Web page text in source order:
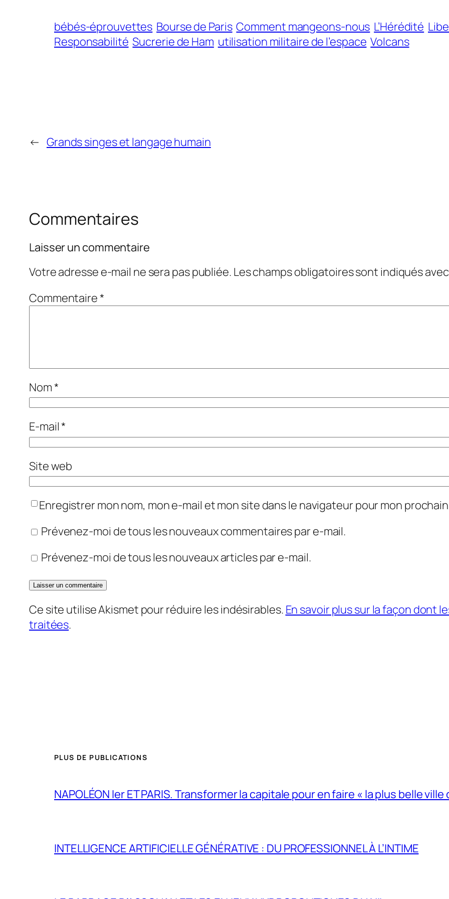
bébés-éprouvettes Bourse de Paris Comment mangeons-nous L’Hérédité
Responsabilité Sucrerie de Ham utilisation militaire de l’espace Volcans
← Grands singes et langage humain
Commentaires
Laisser un commentaire
Votre adresse e-mail ne sera pas publiée. Les champs obligatoires sont indiqués
Commentaire*
Nom*
E-mail*
Site web
Enregistrer mon nom, mon e-mail et mon site dans le navigateur pour mon
Prévenez-moi de tous les nouveaux commentaires par e-mail.
Prévenez-moi de tous les nouveaux articles par e-mail.
Ce site utilise Akismet pour réduire les indésirables. En savoir plus sur la façon dont
traitées.
PLUS DE PUBLICATIONS
NAPOLÉON Ier ET PARIS. Transformer la capitale pour en faire « la plus belle
INTELLIGENCE ARTIFICIELLE GÉNÉRATIVE : DU PROFESSIONNEL À L’INTIME